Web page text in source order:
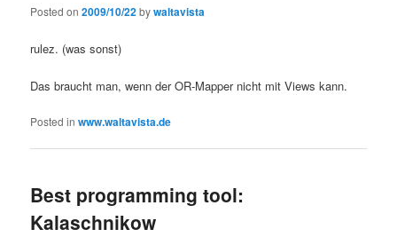
Posted on2009/10/22bywaltavista
rulez. (was sonst)
Das braucht man, wenn der OR-Mapper nicht mit Views kann.
Posted in www.waltavista.de
Best programming tool:
Kalaschnikow